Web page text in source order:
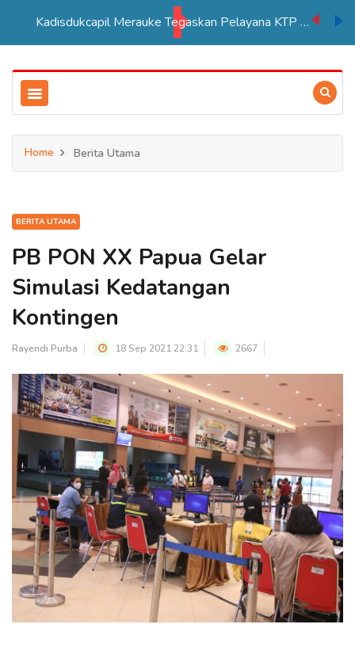
Kadisdukcapil Merauke Tegaskan Pelayana KTP Sesuai SOP
Home Berita Utama
BERITA UTAMA
PB PON XX Papua Gelar
Simulasi Kedatangan
Kontingen
Rayendi Purba 18 Sep 2021 22:31 2667